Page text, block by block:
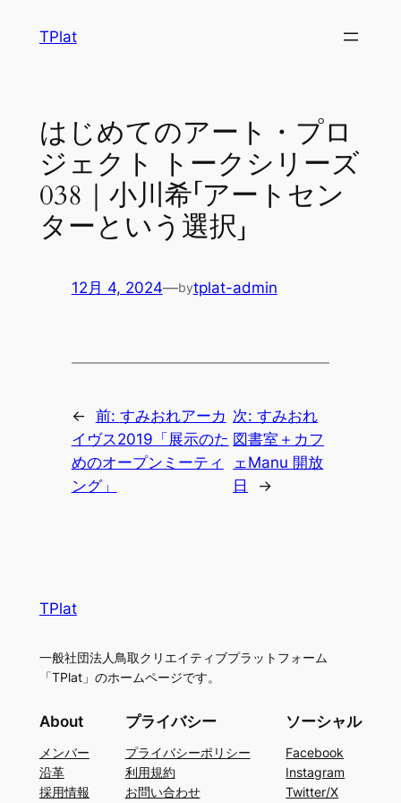
TPlat
はじめてのアート・プロ
ジェクト トークシリーズ
038｜小川希「アートセン
ターという選択」
12月 4, 2024—bytplat-admin
← 前: すみおれアーカ
イヴス2019「展示のた
めのオープンミーティ
ング」
次:すみおれ
図書室＋カフ
ェManu 開放
日
→
TPlat
一般社団法人鳥取クリエイティブプラットフォーム
「TPlat」のホームページです。
About
メンバー
沿革
採用情報
プライバシー
プライバシーポリシー
利用規約
お問い合わせ
ソーシャル
Facebook
Instagram
Twitter/X